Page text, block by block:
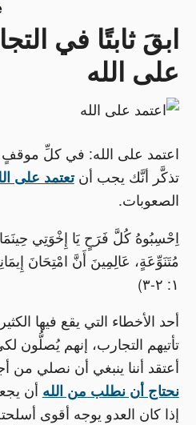
ابقَ ثابتًا في
على الله
اعتمد على الله: في كلِّ
تذكَّر أنَّك يجب أنتعتمد على
الصعوبات.
اِحْسِبُوهُ كُلَّ فَرَحٍ يَا إِخْوَتِي
مُتَنَوِّعَةٍ، عَالِمِينَ أَنَّ امْتِحَانَ
١: ٢-٣)
أحد الأخطاء التي يقع فيها
تأتيهم التجارب، إنهم يُصلُّون
أعتقد أننا ينبغي أن نصلي من
نحتاج أن نطلب من الله أن
إذا كان العدو يوجه أقوى